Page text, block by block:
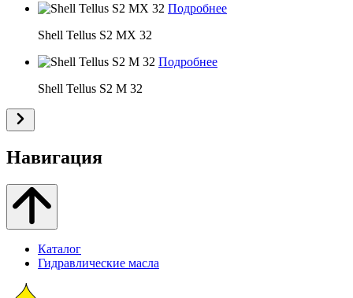
Подробнее
Shell Tellus S2 MX 32
Подробнее
Shell Tellus S2 M 32
Навигация
Каталог
Гидравлические масла